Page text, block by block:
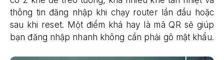
thông tin đăng nhập khi chạy router lần đầu hoặc
sau khi reset. Một điểm khá hay là mã QR sẽ giúp
bạn đăng nhập nhanh không cần phải gõ mật khẩu.